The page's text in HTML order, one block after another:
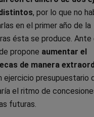
, por lo que no
en el primer año de la
ésta se produce. Ante
propone aumentar el
de manera
ejercicio presupuestario
el ritmo de
futuras.